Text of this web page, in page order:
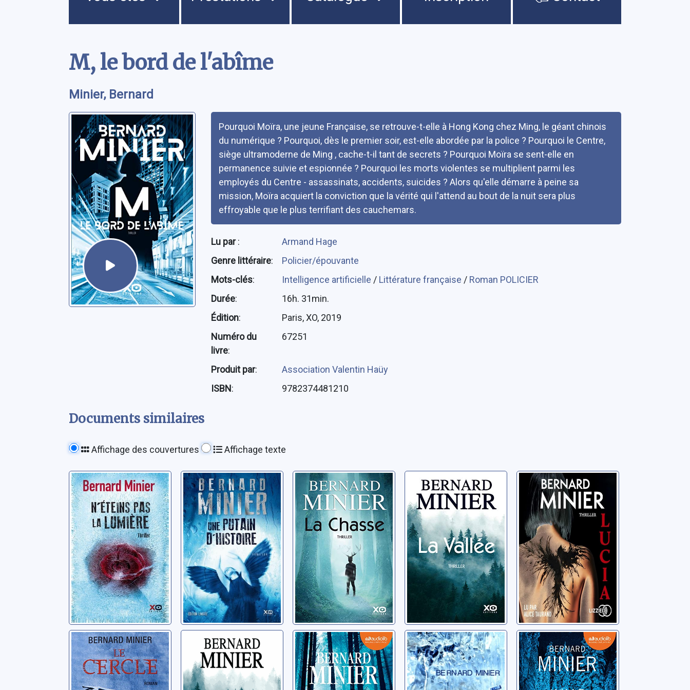
M, le bord de l'abîme
Minier, Bernard
Pourquoi Moïra, une jeune Française, se retrouve-t-elle à Hong Kong chez Ming, le géant chinois
du numérique ? Pourquoi, dès le premier soir, est-elle abordée par la police ? Pourquoi le Centre,
siège ultramoderne de Ming , cache-t-il tant de secrets ? Pourquoi Moïra se sent-elle en
permanence suivie et espionnée ? Pourquoi les morts violentes se multiplient parmi les
employés du Centre - assassinats, accidents, suicides ? Alors qu'elle démarre à peine sa
mission, Moïra acquiert la conviction que la vérité qui l'attend au bout de la nuit sera plus
effroyable que le plus terrifiant des cauchemars.
Lu par:
Armand Hage
Genre littéraire:
Policier/épouvante
Mots-clés: Intelligence artificielle / Littérature française / Roman POLICIER
Durée:
16h. 31min.
Édition:
Paris, XO, 2019
Numéro du
livre:
67251
Produit par:
Association Valentin Haüy
ISBN: 9782374481210
Documents similaires
Affichage des couvertures Affichage texte
N'éteins pas la
lumière: roman
Minier, Bernard
Une putain
d'histoire
Minier, Bernard
La chasse
Minier, Bernard
La vallée
Minier, Bernard
Lucia: [Lucia: 1]
Minier, Bernard
Le cercle: thriller
Minier, Bernard
La vallée
Minier, Bernard
Soeurs
Minier, Bernard
Glacé: thriller
Minier, Bernard
Nuit
Minier, Bernard